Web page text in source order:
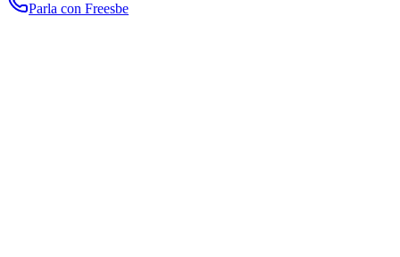
Parla con Freesbe